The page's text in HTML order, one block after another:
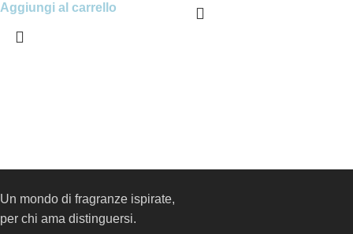
Aggiungi al carrello
Un mondo di fragranze ispirate,
per chi ama distinguersi.